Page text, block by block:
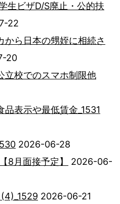
生ビザD/S廃止・公的扶
22
から日本の甥姪に相続さ
20
立校でのスマホ制限他
表示や最低賃金_1531
2026-06-28
8月面接予定】
2026-06-
2026-06-21